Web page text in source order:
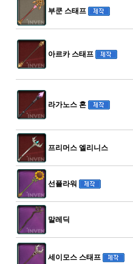
부쿤 스태프
아르카 스태프
라가노스 혼
프리머스 엘리니스
선플라워
말레딕
세이모스 스태프